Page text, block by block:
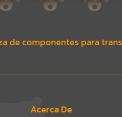
de componentes para
Acerca De